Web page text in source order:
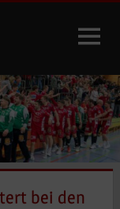
bei den